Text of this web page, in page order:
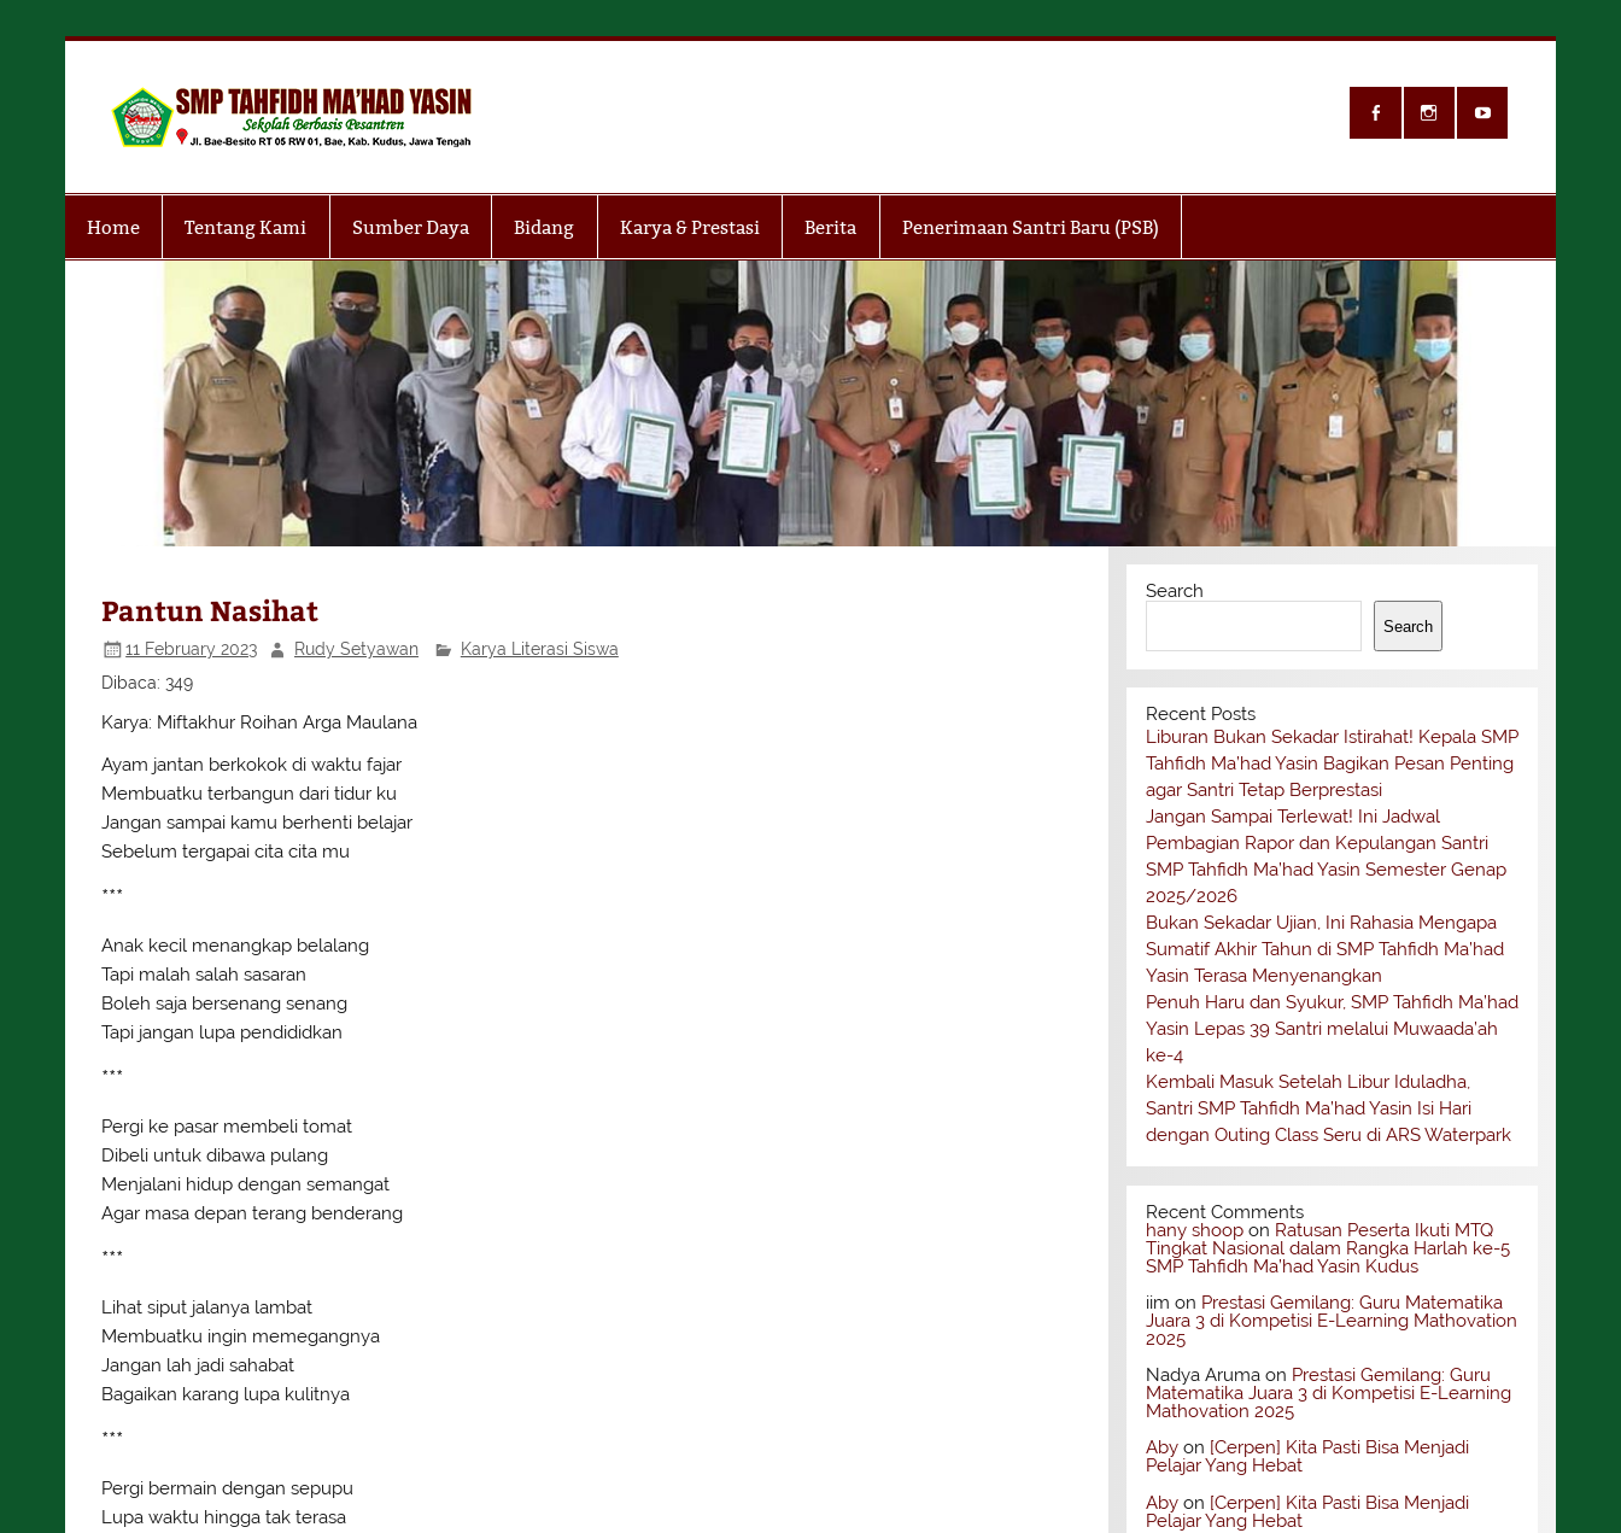
Home Tentang Kami Sumber Daya Bidang Karya & Prestasi Berita Penerimaan Santri Baru (PSB)
Pantun Nasihat
11 February 2023 Rudy Setyawan
Karya Literasi Siswa
Dibaca: 349
Karya: Miftakhur Roihan Arga Maulana
Ayam jantan berkokok di waktu fajar
Membuatku terbangun dari tidur ku
Jangan sampai kamu berhenti belajar
Sebelum tergapai cita cita mu
***
Anak kecil menangkap belalang
Tapi malah salah sasaran
Boleh saja bersenang senang
Tapi jangan lupa pendididkan
***
Pergi ke pasar membeli tomat
Dibeli untuk dibawa pulang
Menjalani hidup dengan semangat
Agar masa depan terang benderang
***
Lihat siput jalanya lambat
Membuatku ingin memegangnya
Jangan lah jadi sahabat
Bagaikan karang lupa kulitnya
***
Pergi bermain dengan sepupu
Lupa waktu hingga tak terasa
Search
Search
Recent Posts
Liburan Bukan Sekadar Istirahat! Kepala SMP
Tahfidh Ma’had Yasin Bagikan Pesan Penting
agar Santri Tetap Berprestasi
Jangan Sampai Terlewat! Ini Jadwal
Pembagian Rapor dan Kepulangan Santri
SMP Tahfidh Ma’had Yasin Semester Genap
2025/2026
Bukan Sekadar Ujian, Ini Rahasia Mengapa
Sumatif Akhir Tahun di SMP Tahfidh Ma’had
Yasin Terasa Menyenangkan
Penuh Haru dan Syukur, SMP Tahfidh Ma’had
Yasin Lepas 39 Santri melalui Muwaada’ah
ke-4
Kembali Masuk Setelah Libur Iduladha,
Santri SMP Tahfidh Ma’had Yasin Isi Hari
dengan Outing Class Seru di ARS Waterpark
Recent Comments
hany shoopon Ratusan Peserta Ikuti MTQ
Tingkat Nasional dalam Rangka Harlah ke-5
SMP Tahfidh Ma’had Yasin Kudus
iim on Prestasi Gemilang: Guru Matematika
Juara 3 di Kompetisi E-Learning Mathovation
2025
Nadya Arumaon Prestasi Gemilang: Guru
Matematika Juara 3 di Kompetisi E-Learning
Mathovation 2025
Abyon [Cerpen] Kita Pasti Bisa Menjadi
Pelajar Yang Hebat
Abyon [Cerpen] Kita Pasti Bisa Menjadi
Pelajar Yang Hebat